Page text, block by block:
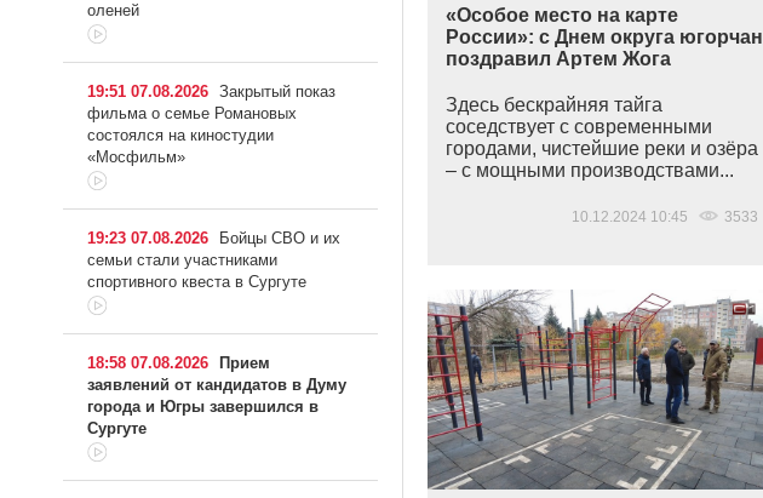
«Особое место на карте
России»: с Днем округа югорчан
поздравил Артем Жога
Здесь бескрайняя тайга
соседствует с современными
городами, чистейшие реки и озёра
– с мощными производствами...
10.12.2024 10:45 3533
оленей
19:51 07.08.2026 Закрытый показ
фильма о семье Романовых
состоялся на киностудии
«Мосфильм»
19:23 07.08.2026
Бойцы СВО и их
семьи стали участниками
спортивного квеста в Сургуте
18:58 07.08.2026
Прием
заявлений от кандидатов в Думу
города и Югры завершился в
Сургуте